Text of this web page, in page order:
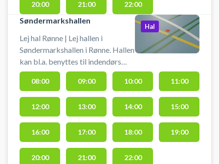
20:00 21:00 22:00
Søndermarkshallen
Lej hal Rønne | Lej hallen i
Søndermarkshallen i Rønne. Hallen
kan bl.a. benyttes til indendørs
fodbold uden bander og
badminton. Book en hal og spil
indendørs fodbold i Rønne i
Søndermarkshallen. Medbring
Hal
08:00 09:00 10:00 11:00
12:00 13:00 14:00 15:00
16:00 17:00 18:00 19:00
20:00 21:00 22:00